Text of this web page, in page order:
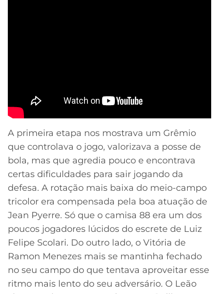
A primeira etapa nos mostrava um Grêmio
que controlava o jogo, valorizava a posse de
bola, mas que agredia pouco e encontrava
certas dificuldades para sair jogando da
defesa. A rotação mais baixa do meio-campo
tricolor era compensada pela boa atuação de
Jean Pyerre. Só que o camisa 88 era um dos
poucos jogadores lúcidos do escrete de Luiz
Felipe Scolari. Do outro lado, o Vitória de
Ramon Menezes mais se mantinha fechado
no seu campo do que tentava aproveitar esse
ritmo mais lento do seu adversário. O Leão